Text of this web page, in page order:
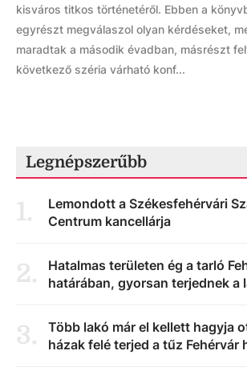
kisváros titkos történetéről. Ebben a
egyrészt megválaszol olyan kérdéseket,
maradtak a második évadban, másrészt
következő széria várható konf...
Legnépszerűbb
1.
Lemondott a Székesfehérvári
Centrum kancellárja
2.
Hatalmas területen ég a tarló
határában, gyorsan terjednek a
3.
Több lakó már el kellett hagyja
házak felé terjed a tűz Fehérvár